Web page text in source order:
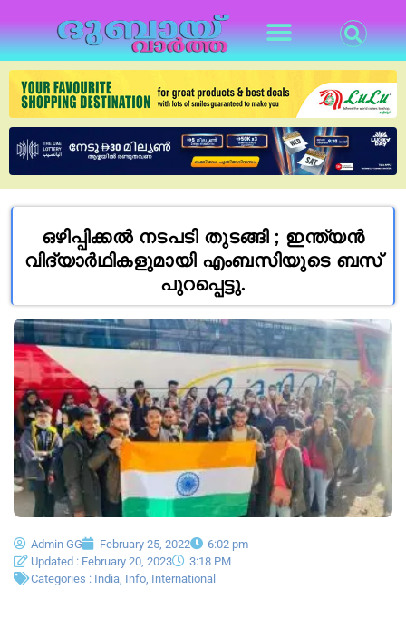
ഒഴിപ്പിക്കല്‍ നടപടി തുടങ്ങി ; ഇന്ത്യന്‍
വിദ്യാര്‍ഥികളുമായി എംബസിയുടെ ബസ്
പുറപ്പെട്ടു.
Admin GG February 25, 2022
6:02 pm
Updated : February 20, 2023
3:18 PM
Categories : India Info International